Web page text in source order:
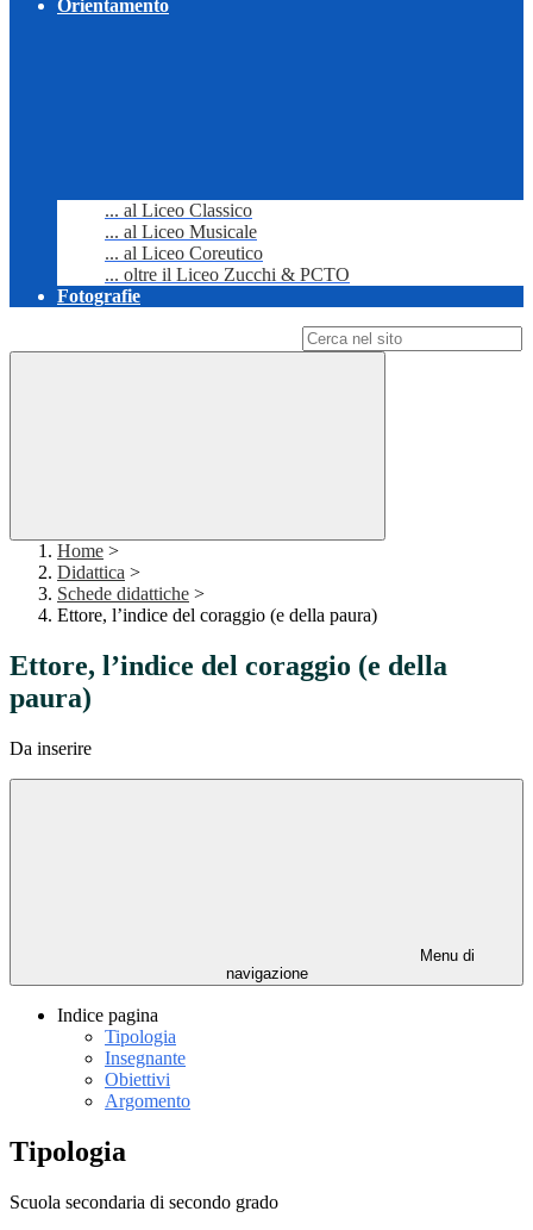
Orientamento
... al Liceo Classico
... al Liceo Musicale
... al Liceo Coreutico
... oltre il Liceo Zucchi & PCTO
Fotografie
Home >
Didattica >
Schede didattiche >
Ettore, l’indice del coraggio (e della paura)
Ettore, l’indice del coraggio (e della
paura)
Da inserire
Menu di
navigazione
Indice pagina
Tipologia
Insegnante
Obiettivi
Argomento
Tipologia
Scuola secondaria di secondo grado